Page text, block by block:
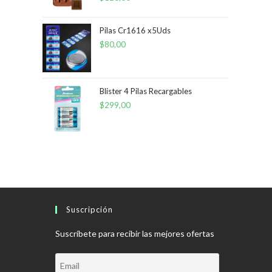
Pilas Cr1616 x5Uds
$80,00
Blister 4 Pilas Recargables
$299,00
Suscripción
Suscríbete para recibir las mejores ofertas